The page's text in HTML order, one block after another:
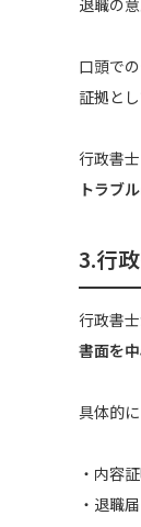
口頭で
証拠と
行政書
トラブ
3.行
行政書
書面を
具体的に
・内容
・退職